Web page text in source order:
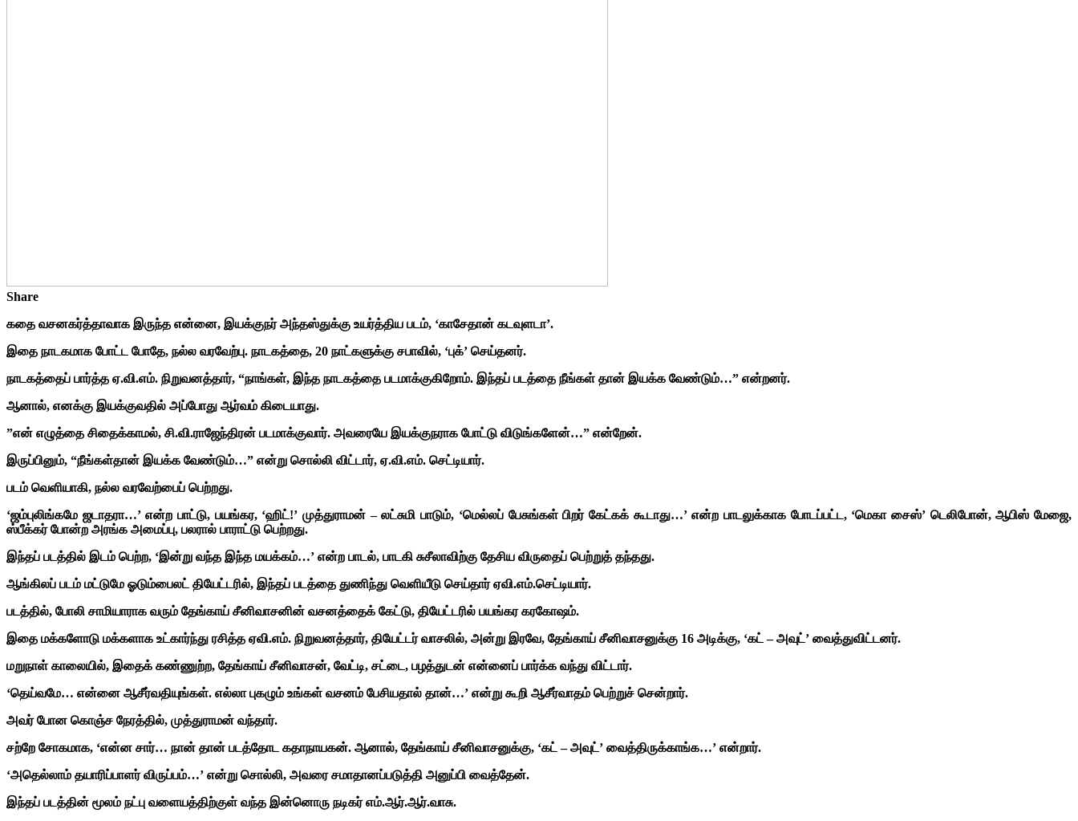
Share
கதை வசனகர்த்தாவாக இருந்த என்னை, இயக்குநர் அந்தஸ்துக்கு உயர்த்திய படம், ‘காசேதான் கடவுளடா’.
இதை நாடகமாக போட்ட போதே, நல்ல வரவேற்பு. நாடகத்தை, 20 நாட்களுக்கு சபாவில், ‘புக்’ செய்தனர்.
நாடகத்தைப் பார்த்த ஏ.வி.எம். நிறுவனத்தார், “நாங்கள், இந்த நாடகத்தை படமாக்குகிறோம். இந்தப் படத்தை நீங்கள் தான் இயக்க வேண்டும்…” என்றனர்.
ஆனால், எனக்கு இயக்குவதில் அப்போது ஆர்வம் கிடையாது.
”என் எழுத்தை சிதைக்காமல், சி.வி.ராஜேந்திரன் படமாக்குவார். அவரையே இயக்குநராக போட்டு விடுங்களேன்…” என்றேன்.
இருப்பினும், “நீங்கள்தான் இயக்க வேண்டும்…” என்று சொல்லி விட்டார், ஏ.வி.எம். செட்டியார்.
படம் வெளியாகி, நல்ல வரவேற்பைப் பெற்றது.
‘ஜம்புலிங்கமே ஜடாதரா…’ என்ற பாட்டு, பயங்கர, ‘ஹிட்!’ முத்துராமன் – லட்சுமி பாடும், ‘மெல்லப் பேசுங்கள் பிறர் கேட்கக் கூடாது…’ என்ற பாடலுக்காக போடப்பட்ட, ‘மெகா சைஸ்’ டெலிபோன், ஆபிஸ் மேஜை,
ஸ்பீக்கர் போன்ற அரங்க அமைப்பு, பலரால் பாராட்டு பெற்றது.
இந்தப் படத்தில் இடம் பெற்ற, ‘இன்று வந்த இந்த மயக்கம்…’ என்ற பாடல், பாடகி சுசீலாவிற்கு தேசிய விருதைப் பெற்றுத் தந்தது.
ஆங்கிலப் படம் மட்டுமே ஓடும்பைலட் தியேட்டரில், இந்தப் படத்தை துணிந்து வெளியீடு செய்தார் ஏவி.எம்.செட்டியார்.
படத்தில், போலி சாமியாராக வரும் தேங்காய் சீனிவாசனின் வசனத்தைக் கேட்டு, தியேட்டரில் பயங்கர கரகோஷம்.
இதை மக்களோடு மக்களாக உட்கார்ந்து ரசித்த ஏவி.எம். நிறுவனத்தார், தியேட்டர் வாசலில், அன்று இரவே, தேங்காய் சீனிவாசனுக்கு 16 அடிக்கு, ‘கட் – அவுட்’ வைத்துவிட்டனர்.
மறுநாள் காலையில், இதைக் கண்ணுற்ற, தேங்காய் சீனிவாசன், வேட்டி, சட்டை, பழத்துடன் என்னைப் பார்க்க வந்து விட்டார்.
‘தெய்வமே… என்னை ஆசீர்வதியுங்கள். எல்லா புகழும் உங்கள் வசனம் பேசியதால் தான்…’ என்று கூறி ஆசீர்வாதம் பெற்றுச் சென்றார்.
அவர் போன கொஞ்ச நேரத்தில், முத்துராமன் வந்தார்.
சற்றே சோகமாக, ‘என்ன சார்… நான் தான் படத்தோட கதாநாயகன். ஆனால், தேங்காய் சீனிவாசனுக்கு, ‘கட் – அவுட்’ வைத்திருக்காங்க…’ என்றார்.
‘அதெல்லாம் தயாரிப்பாளர் விருப்பம்…’ என்று சொல்லி, அவரை சமாதானப்படுத்தி அனுப்பி வைத்தேன்.
இந்தப் படத்தின் மூலம் நட்பு வளையத்திற்குள் வந்த இன்னொரு நடிகர் எம்.ஆர்.ஆர்.வாசு.